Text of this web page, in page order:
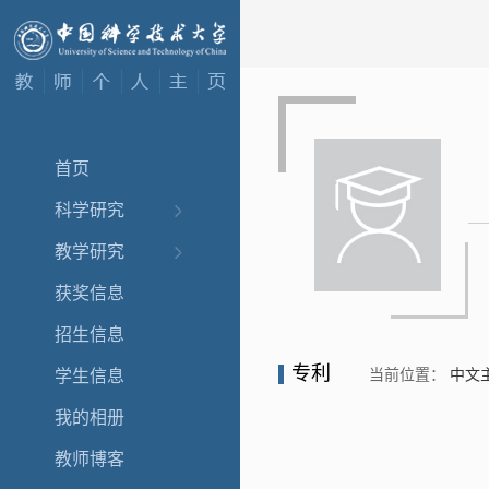
首页
科学研究
教学研究
获奖信息
招生信息
学生信息
我的相册
教师博客
专利 当前位置： 中文